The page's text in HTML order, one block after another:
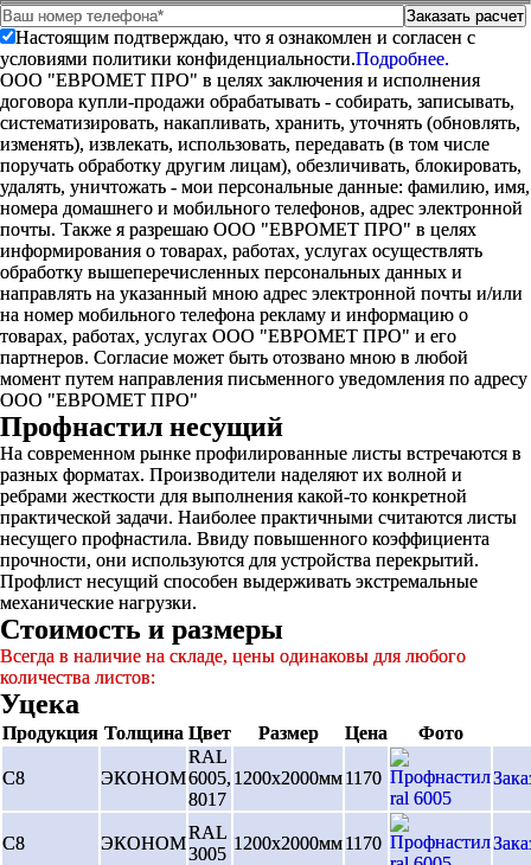
Настоящим подтверждаю, что я ознакомлен и согласен с
условиями политики конфиденциальности.Подробнее.
ООО "ЕВРОМЕТ ПРО" в целях заключения и исполнения
договора купли-продажи обрабатывать - собирать, записывать,
систематизировать, накапливать, хранить, уточнять (обновлять,
изменять), извлекать, использовать, передавать (в том числе
поручать обработку другим лицам), обезличивать, блокировать,
удалять, уничтожать - мои персональные данные: фамилию, имя,
номера домашнего и мобильного телефонов, адрес электронной
почты. Также я разрешаю ООО "ЕВРОМЕТ ПРО" в целях
информирования о товарах, работах, услугах осуществлять
обработку вышеперечисленных персональных данных и
направлять на указанный мною адрес электронной почты и/или
на номер мобильного телефона рекламу и информацию о
товарах, работах, услугах ООО "ЕВРОМЕТ ПРО" и его
партнеров. Согласие может быть отозвано мною в любой
момент путем направления письменного уведомления по адресу
ООО "ЕВРОМЕТ ПРО"
Профнастил несущий
На современном рынке профилированные листы встречаются в
разных форматах. Производители наделяют их волной и
ребрами жесткости для выполнения какой-то конкретной
практической задачи. Наиболее практичными считаются листы
несущего профнастила. Ввиду повышенного коэффициента
прочности, они используются для устройства перекрытий.
Профлист несущий способен выдерживать экстремальные
механические нагрузки.
Стоимость и размеры
Всегда в наличие на складе, цены одинаковы для любого
количества листов:
Уцека
Продукция Толщина Цвет Размер Цена Фото
С8 ЭКОНОМ
RAL
6005,
8017
1200х2000мм1170
С8 ЭКОНОМ
RAL
3005
1200х2000мм1170